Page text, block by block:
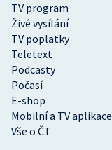
TV program
Živé vysílání
TV poplatky
Teletext
Podcasty
Počasí
E-shop
Mobilní a TV aplikace
Vše o ČT